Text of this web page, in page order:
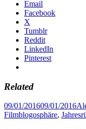
Email
Facebook
X
Tumblr
Reddit
LinkedIn
Pinterest
Related
Posted
on
09/01/201609/01/2016
Filmblogosphäre,